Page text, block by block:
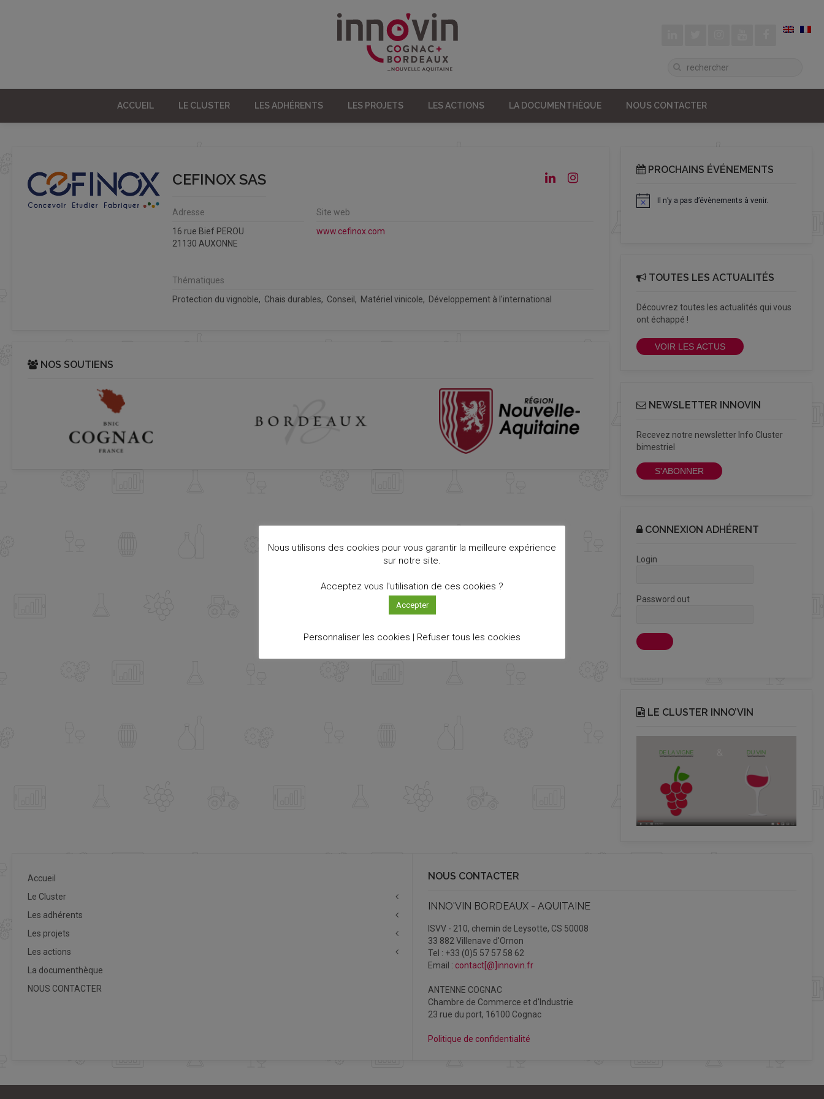
ACCUEIL LE CLUSTER LES ADHÉRENTS LES PROJETS LES ACTIONS LA DOCUMENTHÈQUE NOUS CONTACTER
CEFINOX SAS
Adresse
16 rue Bief PEROU
21130 AUXONNE
Site web
www.cefinox.com
Thématiques
Protection du vignoble, Chais durables, Conseil, Matériel vinicole, Développement à l'international
NOS SOUTIENS
PROCHAINS ÉVÉNEMENTS
Notice Il n’y a pas d’évènements à venir.
TOUTES LES ACTUALITÉS
Découvrez toutes les actualités qui vous
ont échappé !
VOIR LES ACTUS
NEWSLETTER INNOVIN
Recevez notre newsletter Info Cluster
bimestriel
S'ABONNER
CONNEXION ADHÉRENT
Login
Password out
LE CLUSTER INNO’VIN
Accueil
Le Cluster
Les adhérents
Les projets
Les actions
La documenthèque
NOUS CONTACTER
NOUS CONTACTER
INNO'VIN BORDEAUX - AQUITAINE
ISVV - 210, chemin de Leysotte, CS 50008
33 882 Villenave d'Ornon
Tel : +33 (0)5 57 57 58 62
Email : contact[@]innovin.fr
ANTENNE COGNAC
Chambre de Commerce et d'Industrie
23 rue du port, 16100 Cognac
Politique de confidentialité
Nous utilisons des cookies pour vous garantir la meilleure expérience
sur notre site.
Acceptez vous l'utilisation de ces cookies ?
Accepter
Personnaliser les cookies | Refuser tous les cookies